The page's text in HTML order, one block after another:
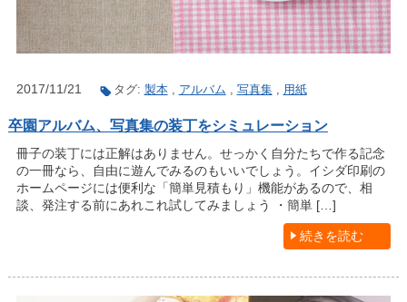
2017/11/21 タグ: 製本, アルバム 写真集, 用紙
卒園アルバム、写真集の装丁をシミュレーション
冊子の装丁には正解はありません。せっかく自分たちで作る記念
の一冊なら、自由に遊んでみるのもいいでしょう。イシダ印刷の
ホームページには便利な「簡単見積もり」機能があるので、相
談、発注する前にあれこれ試してみましょう ・簡単 […]
続きを読む